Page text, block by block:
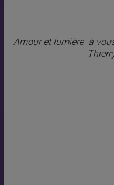
Amour et lumière à